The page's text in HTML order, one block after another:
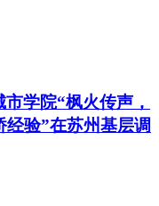
学院“枫火传声，
验”在苏州基层调